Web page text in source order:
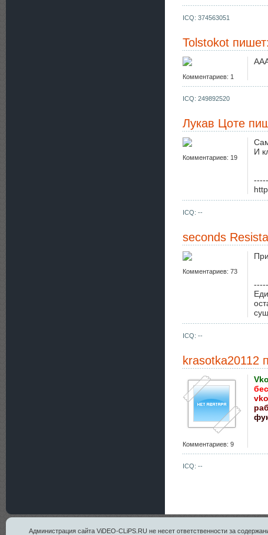
ICQ: 374563051
Tolstokot пишет:
Комментариев: 1
ICQ: 249892520
Лукав Цоте
Комментариев: 19
И
ICQ: --
seconds
Комментариев: 73
ICQ: --
krasotka20112
Комментариев: 9
ICQ: --
Администрация сайта ViDEO-CLiPS.RU не несет ответственности за